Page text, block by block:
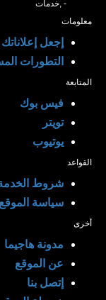
- ,خدمات
معلومات
إجعل
التطورات
المتابعة
فيس بوك
تويتر
يوتيوب
القواعد
شروط
سياسة الموقع
أخرى
مدونة هاجيما
عن الموقع
إتصل بنا